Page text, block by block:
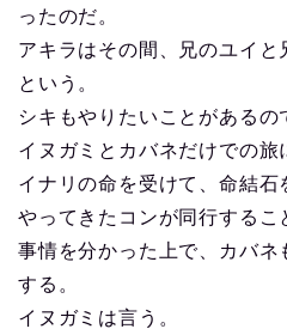
ったのだ。
アキラはその間、兄のユイと
という。
シキもやりたいことがあるの
イヌガミとカバネだけでの旅
イナリの命を受けて、命結石
やってきたコンが同行するこ
事情を分かった上で、カバネ
する。
イヌガミは言う。